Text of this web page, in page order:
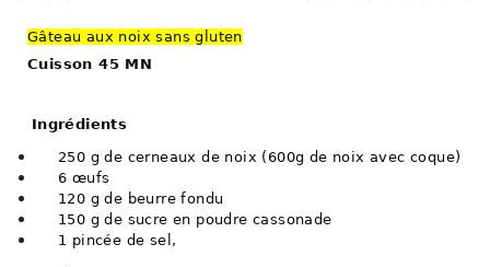
Gâteau aux noix sans gluten
Cuisson 45 MN
Ingrédients
250 g de cerneaux de noix (600g de noix avec coque)
6 œufs
120 g de beurre fondu
150 g de sucre en poudre cassonade
1 pincée de sel,